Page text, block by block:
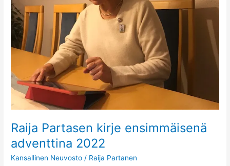
Raija Partasen kirje ensimmäisenä
adventtina 2022
Kansallinen Neuvosto / Raija Partanen